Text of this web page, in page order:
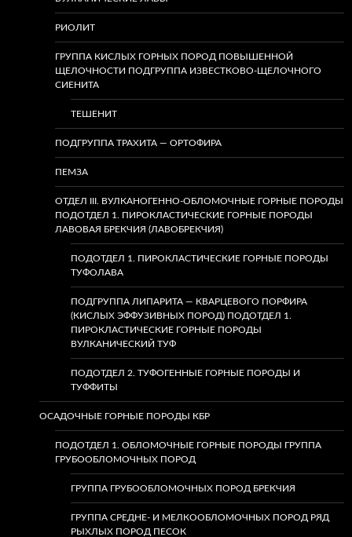
РИОЛИТ
ГРУППА КИСЛЫХ ГОРНЫХ ПОРОД ПОВЫШЕННОЙ
ЩЕЛОЧНОСТИ ПОДГРУППА ИЗВЕСТКОВО-ЩЕЛОЧНОГО
СИЕНИТА
ТЕШЕНИТ
ПОДГРУППА ТРАХИТА — ОРТОФИРА
ПЕМЗА
ОТДЕЛ III. ВУЛКАНОГЕННО-ОБЛОМОЧНЫЕ ГОРНЫЕ ПОРОДЫ
ПОДОТДЕЛ 1. ПИРОКЛАСТИЧЕСКИЕ ГОРНЫЕ ПОРОДЫ
ЛАВОВАЯ БРЕКЧИЯ (ЛАВОБРЕКЧИЯ)
ПОДОТДЕЛ 1. ПИРОКЛАСТИЧЕСКИЕ ГОРНЫЕ ПОРОДЫ
ТУФОЛАВА
ПОДГРУППА ЛИПАРИТА — КВАРЦЕВОГО ПОРФИРА
(КИСЛЫХ ЭФФУЗИВНЫХ ПОРОД) ПОДОТДЕЛ 1.
ПИРОКЛАСТИЧЕСКИЕ ГОРНЫЕ ПОРОДЫ
ВУЛКАНИЧЕСКИЙ ТУФ
ПОДОТДЕЛ 2. ТУФОГЕННЫЕ ГОРНЫЕ ПОРОДЫ И
ТУФФИТЫ
ОСАДОЧНЫЕ ГОРНЫЕ ПОРОДЫ КБР
ПОДОТДЕЛ 1. ОБЛОМОЧНЫЕ ГОРНЫЕ ПОРОДЫ ГРУППА
ГРУБООБЛОМОЧНЫХ ПОРОД
ГРУППА ГРУБООБЛОМОЧНЫХ ПОРОД БРЕКЧИЯ
ГРУППА СРЕДНЕ- И МЕЛКООБЛОМОЧНЫХ ПОРОД РЯД
РЫХЛЫХ ПОРОД ПЕСОК